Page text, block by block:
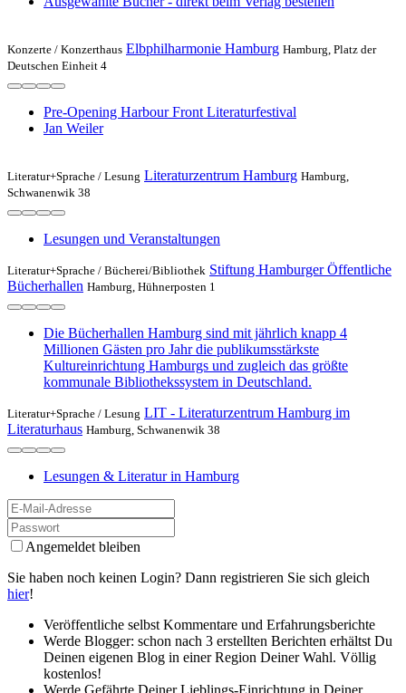
Konzerte / Konzerthaus Elbphilharmonie Hamburg Hamburg, Platz der
Deutschen Einheit 4
Pre-Opening Harbour Front Literaturfestival
Jan Weiler
Literatur+Sprache / Lesung Literaturzentrum Hamburg Hamburg,
Schwanenwik 38
Lesungen und Veranstaltungen
Literatur+Sprache / Bücherei/Bibliothek Stiftung Hamburger Öffentliche
Bücherhallen Hamburg, Hühnerposten 1
Die Bücherhallen Hamburg sind mit jährlich knapp 4
Millionen Gästen pro Jahr die publikumsstärkste
Kultureinrichtung Hamburgs und zugleich das größte
kommunale Bibliothekssystem in Deutschland.
Literatur+Sprache / Lesung LIT - Literaturzentrum Hamburg im
Literaturhaus Hamburg, Schwanenwik 38
Lesungen & Literatur in Hamburg
Angemeldet bleiben
Sie haben noch keinen Login? Dann registrieren Sie sich gleich
hier!
Veröffentliche selbst Kommentare und Erfahrungsberichte
Werde Blogger: schon nach 3 erstellten Berichten erhältst Du
Deinen eigenen Blog in einer Region Deiner Wahl. Völlig
kostenlos!